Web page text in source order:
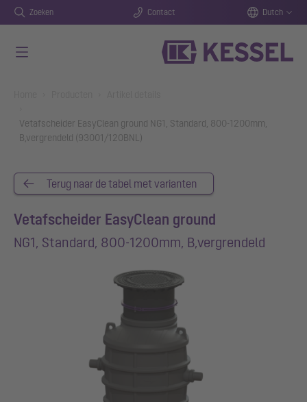
Zoeken Contact Dutch
Vetafscheider EasyClean ground NG1, Standard, 800-1200mm,
B,vergrendeld (93001/120BNL)
Terug naar de tabel met varianten
Vetafscheider EasyClean ground
NG1, Standard, 800-1200mm, B,vergrendeld